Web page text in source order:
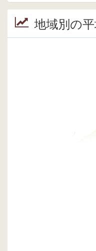
地域別の